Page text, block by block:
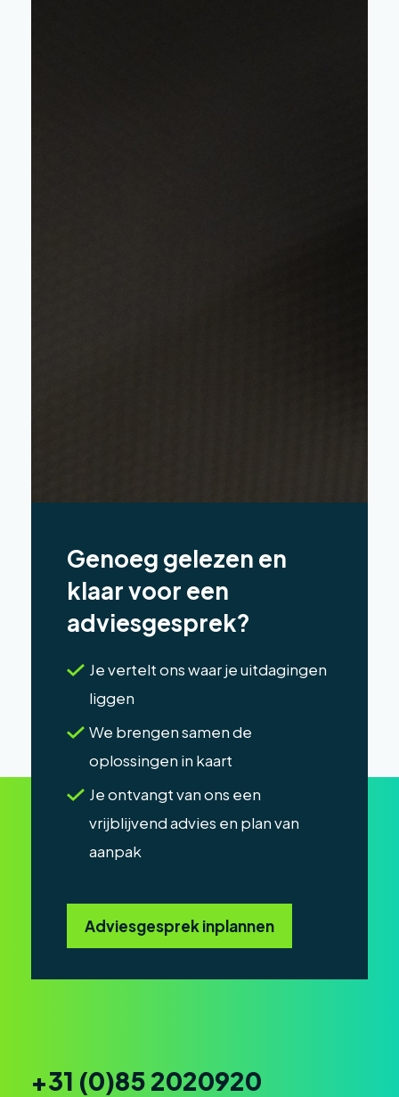
Genoeg gelezen en
klaar voor een
adviesgesprek?
Je vertelt ons waar je uitdagingen
liggen
We brengen samen de
oplossingen in kaart
Je ontvangt van ons een
vrijblijvend advies en plan van
aanpak
Adviesgesprek inplannen
+31 (0)85 2020920